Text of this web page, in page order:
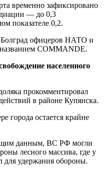
временно зафиксировано
— до 0,3
показателе 0,2.
офицеров НАТО и
COMMANDE.
населенного
прокомментировал
в районе Купянска.
города остается крайне
данным, ВС РФ могли
лесного массива, где у
для удержания обороны.